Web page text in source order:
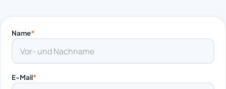
Name*
E-Mail*